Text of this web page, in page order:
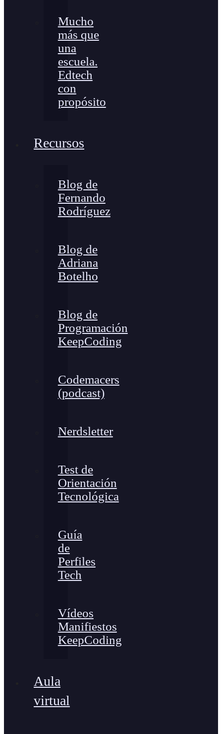
Mucho
más que
una
escuela.
Edtech
con
propósito
Recursos
Blog de
Fernando
Rodríguez
Blog de
Adriana
Botelho
Blog de
Programación
KeepCoding
Codemacers
(podcast)
Nerdsletter
Test de
Orientación
Tecnológica
Guía
de
Perfiles
Tech
Vídeos
Manifiestos
KeepCoding
Aula
virtual